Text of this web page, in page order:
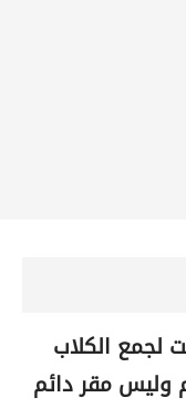
لجمع الكلاب
وليس مقر دائم